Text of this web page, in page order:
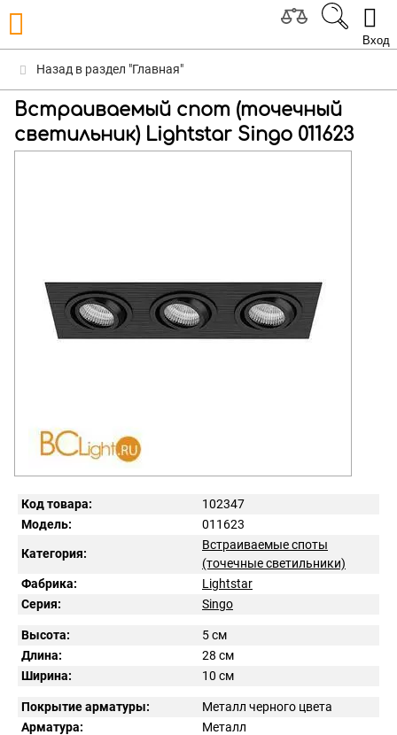
Вход
Назад в раздел "Главная"
Встраиваемый спот (точечный
светильник) Lightstar Singo 011623
Код товара:
102347
Модель:
011623
Категория:
Встраиваемые споты
(точечные светильники)
Фабрика:
Lightstar
Серия:
Singo
Высота:
5 см
Длина:
28 см
Ширина:
10 см
Покрытие арматуры:
Металл черного цвета
Арматура:
Металл